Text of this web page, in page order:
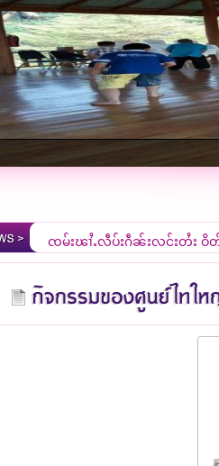
ၸုမ်းၾၢႆႇလဵပ်ႈႁဵၼ်းလွင်ႈတႆး ဝိ